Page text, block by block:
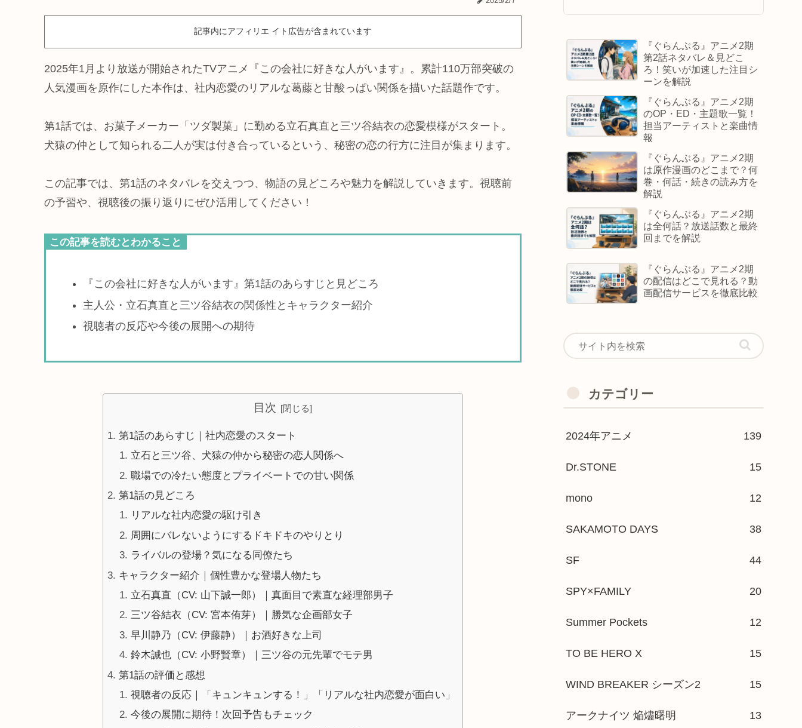
記事内にアフィリエ イト広告が含まれています
2025年1月より放送が開始されたTVアニメ『この会社に好きな人がいます』。累計110万部突破の
人気漫画を原作にした本作は、社内恋愛のリアルな葛藤と甘酸っぱい関係を描いた話題作です。
第1話では、お菓子メーカー「ツダ製菓」に勤める立石真直と三ツ谷結衣の恋愛模様がスタート。
犬猿の仲として知られる二人が実は付き合っているという、秘密の恋の行方に注目が集まります。
この記事では、第1話のネタバレを交えつつ、物語の見どころや魅力を解説していきます。視聴前
の予習や、視聴後の振り返りにぜひ活用してください！
この記事を読むとわかること
『この会社に好きな人がいます』第1話のあらすじと見どころ
主人公・立石真直と三ツ谷結衣の関係性とキャラクター紹介
視聴者の反応や今後の展開への期待
目次
第1話のあらすじ｜社内恋愛のスタート
立石と三ツ谷、犬猿の仲から秘密の恋人関係へ
職場での冷たい態度とプライベートでの甘い関係
第1話の見どころ
リアルな社内恋愛の駆け引き
周囲にバレないようにするドキドキのやりとり
ライバルの登場？気になる同僚たち
キャラクター紹介｜個性豊かな登場人物たち
立石真直（CV: 山下誠一郎）｜真面目で素直な経理部男子
三ツ谷結衣（CV: 宮本侑芽）｜勝気な企画部女子
早川静乃（CV: 伊藤静）｜お酒好きな上司
鈴木誠也（CV: 小野賢章）｜三ツ谷の元先輩でモテ男
第1話の評価と感想
視聴者の反応｜「キュンキュンする！」「リアルな社内恋愛が面白い」
今後の展開に期待！次回予告もチェック
『ぐらんぶる』アニメ2期
第2話ネタバレ＆見どこ
ろ！笑いが加速した注目シ
ーンを解説
『ぐらんぶる』アニメ2期
のOP・ED・主題歌一覧！
担当アーティストと楽曲情
報
『ぐらんぶる』アニメ2期
は原作漫画のどこまで？何
巻・何話・続きの読み方を
解説
『ぐらんぶる』アニメ2期
は全何話？放送話数と最終
回までを解説
『ぐらんぶる』アニメ2期
の配信はどこで見れる？動
画配信サービスを徹底比較
カテゴリー
2024年アニメ 139
Dr.STONE 15
mono 12
SAKAMOTO DAYS 38
SF 44
SPY×FAMILY 20
Summer Pockets 12
TO BE HERO X 15
WIND BREAKER シーズン2 15
アークナイツ 焔燼曙明 13